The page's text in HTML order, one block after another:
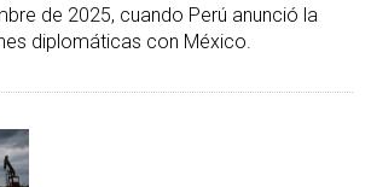
de 2025, cuando Perú anunció la
diplomáticas con México.